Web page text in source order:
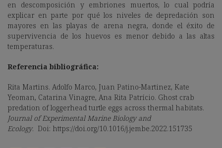
en descomposición y embriones muertos, lo cual podría
explicar en parte por qué los niveles de depredación son
mayores en las playas de arena negra, donde el éxito de
supervivencia de los huevos es menor debido a las altas
temperaturas.
Referencia bibliográfica:
Rita Martins. Adolfo Marco, Juan Patino-Martinez, Kate
Yeoman, Catarina Vinagre, Ana Rita Patrício. Ghost crab
predation of loggerhead turtle eggs across thermal habitats.
Journal of Experimental Marine Biology and
Ecology. Doi: https://doi.org/10.1016/j.jembe.2022.151735